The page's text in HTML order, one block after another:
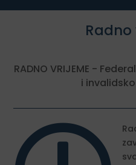
RADNO VRIJEME -
i